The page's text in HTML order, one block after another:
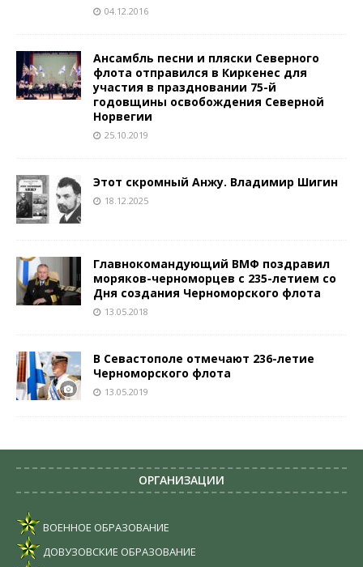
04.12.2016
Ансамбль песни и пляски Северного
флота отправился в Киркенес для
участия в праздновании 75-й
годовщины освобождения Северной
Норвегии
25.10.2019
Этот скромный Анжу. Владимир Шигин
18.12.2025
Главнокомандующий ВМФ поздравил
моряков-черноморцев с 235-летием со
Дня создания Черноморского флота
13.05.2018
В Севастополе отмечают 236-летие
Черноморского флота
13.05.2019
ОРГАНИЗАЦИИ
ВОЕННОЕ ОБРАЗОВАНИЕ
ДОВУЗОВСКИЕ ОБРАЗОВАНИЕ